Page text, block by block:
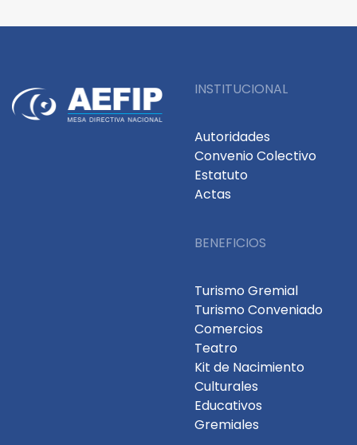
INSTITUCIONAL
Autoridades
Convenio Colectivo
Estatuto
Actas
BENEFICIOS
Turismo Gremial
Turismo Conveniado
Comercios
Teatro
Kit de Nacimiento
Culturales
Educativos
Gremiales